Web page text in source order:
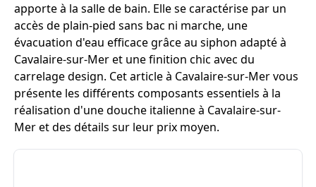
apporte à la salle de bain. Elle se caractérise par un
accès de plain-pied sans bac ni marche, une
évacuation d'eau efficace grâce au siphon adapté à
Cavalaire-sur-Mer et une finition chic avec du
carrelage design. Cet article à Cavalaire-sur-Mer vous
présente les différents composants essentiels à la
réalisation d'une douche italienne à Cavalaire-sur-
Mer et des détails sur leur prix moyen.